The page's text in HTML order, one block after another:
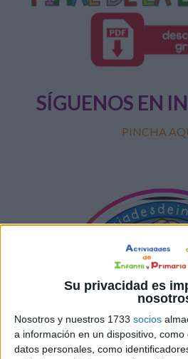
Su privacidad es
Nosotros y nuestros 1733 socios
a información en un dispositivo,
datos personales, como
SÍGUENOS EN
PINCHA